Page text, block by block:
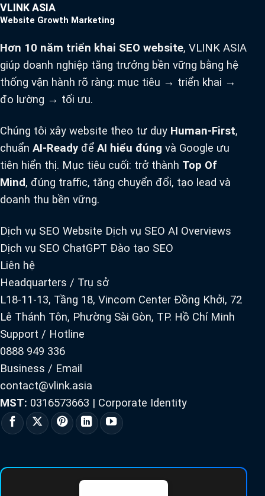
VLINK ASIA
Website Growth Marketing
Hơn 10 năm triển khai SEO website, VLINK ASIA
giúp doanh nghiệp tăng trưởng bền vững bằng hệ
thống vận hành rõ ràng: mục tiêu → triển khai →
đo lường → tối ưu.
Chúng tôi xây website theo tư duy Human-First,
chuẩn AI-Ready để AI hiểu đúng và Google ưu
tiên hiển thị. Mục tiêu cuối: trở thành Top Of
Mind, đúng traffic, tăng chuyển đổi, tạo lead và
doanh thu bền vững.
Dịch vụ SEO Website Dịch vụ SEO AI Overviews
Dịch vụ SEO ChatGPT Đào tạo SEO
Liên hệ
Headquarters / Trụ sở
L18-11-13, Tầng 18, Vincom Center Đồng Khởi, 72
Lê Thánh Tôn, Phường Sài Gòn, TP. Hồ Chí Minh
Support / Hotline
0888 949 336
Business / Email
contact@vlink.asia
MST: 0316573663 | Corporate Identity